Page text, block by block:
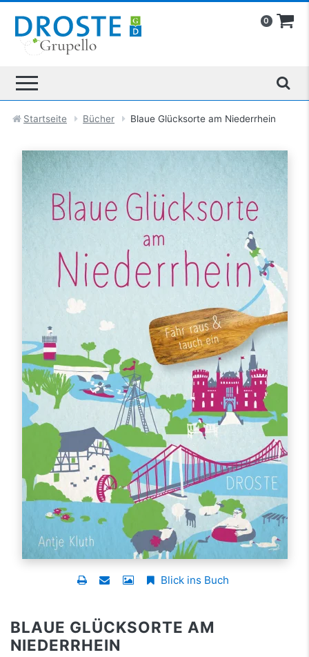
0
Startseite Bücher Blaue Glücksorte am Niederrhein
Blick ins Buch
BLAUE GLÜCKSORTE AM
NIEDERRHEIN